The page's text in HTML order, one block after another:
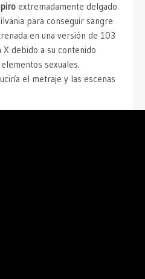
extremadamente delgado
para conseguir sangre
en una versión de 103
debido a su contenido
sexuales.
el metraje y las escenas